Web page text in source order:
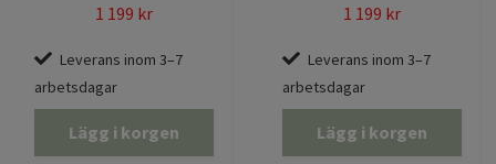
1 199 kr
Leverans inom 3–7
arbetsdagar
Lägg i korgen
1 199 kr
Leverans inom 3–7
arbetsdagar
Lägg i korgen